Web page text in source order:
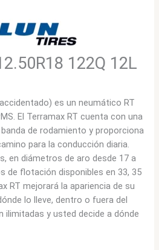
122Q 12L
es un neumático RT
El Terramax RT cuenta con una
de rodamiento y proporciona
para la conducción diaria.
en diámetros de aro desde 17 a
de flotación disponibles en 33, 35
RT mejorará la apariencia de su
lo lleve, dentro o fuera del
ilimitadas y usted decide a dónde